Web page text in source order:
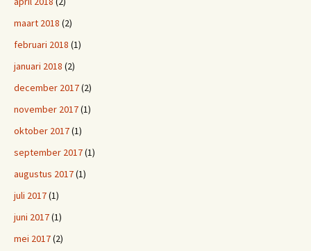
maart 2018 (2)
februari 2018 (1)
januari 2018 (2)
december 2017(2)
november 2017(1)
oktober 2017(1)
september 2017(1)
augustus 2017(1)
juli 2017(1)
juni 2017(1)
mei 2017(2)